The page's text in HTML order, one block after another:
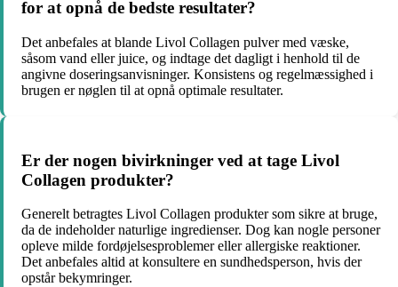
for at opnå de bedste resultater?
Det anbefales at blande Livol Collagen pulver med væske,
såsom vand eller juice, og indtage det dagligt i henhold til de
angivne doseringsanvisninger. Konsistens og regelmæssighed i
brugen er nøglen til at opnå optimale resultater.
Er der nogen bivirkninger ved at tage Livol
Collagen produkter?
Generelt betragtes Livol Collagen produkter som sikre at bruge,
da de indeholder naturlige ingredienser. Dog kan nogle personer
opleve milde fordøjelsesproblemer eller allergiske reaktioner.
Det anbefales altid at konsultere en sundhedsperson, hvis der
opstår bekymringer.